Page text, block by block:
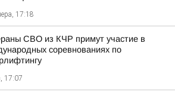
17:18
СВО из КЧР примут участие в
соревнованиях по
17:07